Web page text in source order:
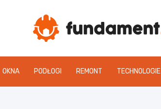
OKNA PODŁOGI REMONT TECHNOLOGIE